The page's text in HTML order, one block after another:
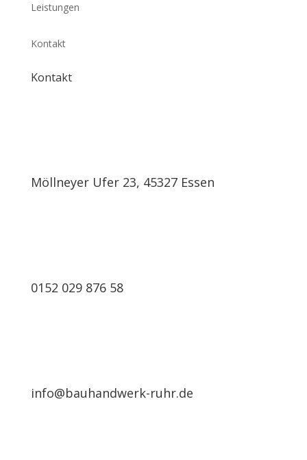
Leistungen
Kontakt
Kontakt
Möllneyer Ufer 23, 45327 Essen
0152 029 876 58
info@bauhandwerk-ruhr.de